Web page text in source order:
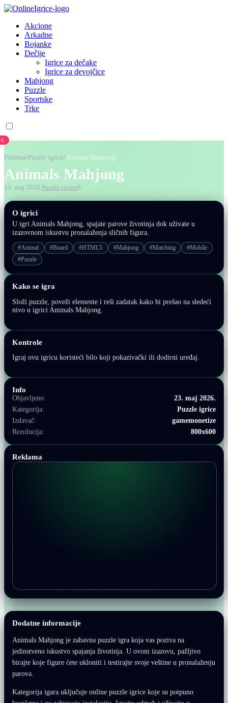
Akcione
Arkadne
Bojanke
Dečije
Igrice za dečake
Igrice za devojčice
Mahjong
Puzzle
Sportske
Trke
0
Početna/ Puzzle igrice/Animals Mahjong
Animals Mahjong
23. maj 2026.Puzzle igrice0
Dodatne informacije
Animals Mahjong je zabavna puzzle igra koja vas poziva na
jedinstveno iskustvo spajanja životinja. U ovom izazovu, pažljivo
birajte koje figure ćete ukloniti i testirajte svoje veštine u pronalaženju
parova.
Kategorija igara uključuje online puzzle igrice koje su potpuno
O igrici
U igri Animals Mahjong, spajate parove životinja dok uživate u
izazovnom iskustvu pronalaženja sličnih figura.
#Animal #Board #HTML5 #Mahjong #Matching
#Mobile
#Puzzle
Kako se igra
Složi puzzle, poveži elemente i reši zadatak kako bi prešao na sledeći
nivo u igrici Animals Mahjong.
Kontrole
Igraj ovu igricu koristeći bilo koji pokazivački ili dodirni uređaj.
Info
Objavljeno:
23. maj 2026.
Kategorija:
Puzzle igrice
Izdavač:
gamemonetize
Rezolucija:
800x600
Reklama